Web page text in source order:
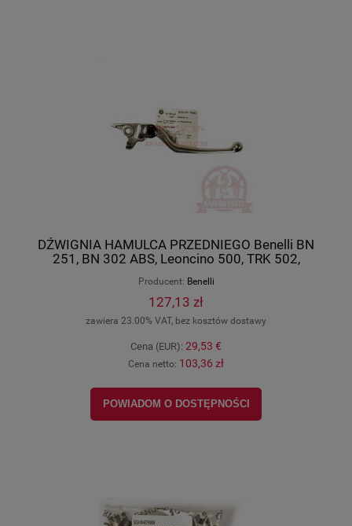
DŹWIGNIA HAMULCA PRZEDNIEGO Benelli BN
251, BN 302 ABS, Leoncino 500, TRK 502,
Producent: Benelli
127,13 zł
zawiera 23.00% VAT, bez kosztów dostawy
Cena (EUR): 29,53 €
Cena netto: 103,36 zł
POWIADOM O DOSTĘPNOŚCI